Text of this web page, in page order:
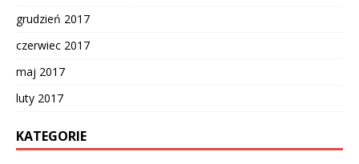
grudzień 2017
czerwiec 2017
maj 2017
luty 2017
KATEGORIE